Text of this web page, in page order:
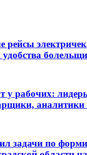
рейсы
у рабочих:
задачи по